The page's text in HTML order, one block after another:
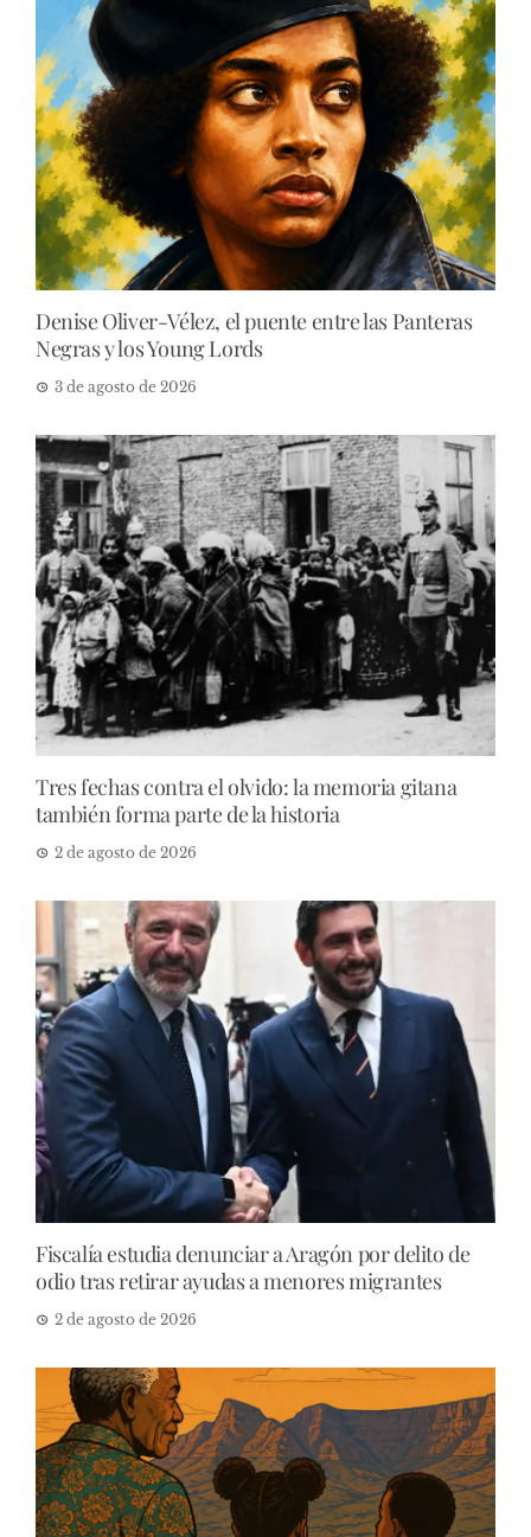
Denise Oliver-Vélez, el puente entre las Panteras
Negras y los Young Lords
3 de agosto de 2026
Tres fechas contra el olvido: la memoria gitana
también forma parte de la historia
2 de agosto de 2026
Fiscalía estudia denunciar a Aragón por delito de
odio tras retirar ayudas a menores migrantes
2 de agosto de 2026